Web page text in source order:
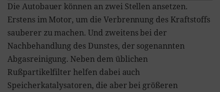
Die Autobauer können an zwei Stellen ansetzen.
Erstens im Motor, um die Verbrennung des Kraftstoffs
sauberer zu machen. Und zweitens bei der
Nachbehandlung des Dunstes, der sogenannten
Abgasreinigung. Neben dem üblichen
Rußpartikelfilter helfen dabei auch
Speicherkatalysatoren, die aber bei größeren